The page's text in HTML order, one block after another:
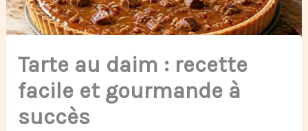
Tarte au daim : recette
facile et gourmande à
succès